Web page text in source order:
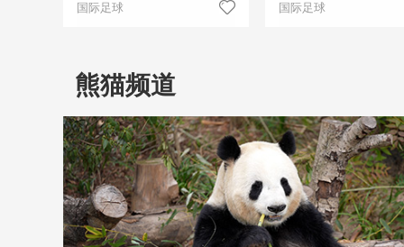
国际足球 国际足球
熊猫频道